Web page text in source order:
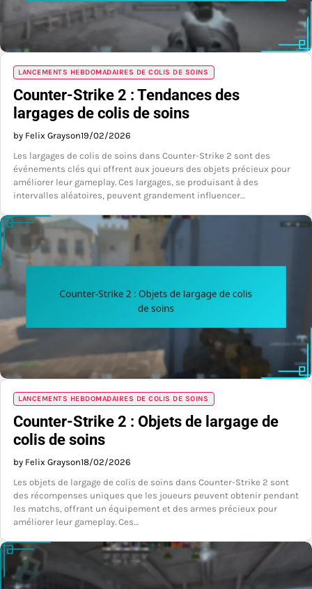
LANCEMENTS HEBDOMADAIRES DE COLIS DE SOINS
Counter-Strike 2 : Tendances des
largages de colis de soins
by Felix Grayson19/02/2026
Les largages de colis de soins dans Counter-Strike 2 sont des
événements clés qui offrent aux joueurs des objets précieux pour
améliorer leur gameplay. Ces largages, se produisant à des
intervalles aléatoires, peuvent grandement influencer…
LANCEMENTS HEBDOMADAIRES DE COLIS DE SOINS
Counter-Strike 2 : Objets de largage de
colis de soins
by Felix Grayson18/02/2026
Les objets de largage de colis de soins dans Counter-Strike 2 sont
des récompenses uniques que les joueurs peuvent obtenir pendant
les matchs, offrant un équipement et des armes précieux pour
améliorer leur gameplay. Ces…